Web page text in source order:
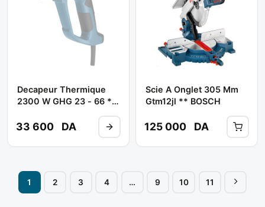
Decapeur Thermique
2300 W GHG 23 - 66 **
33 600 DA
Scie A Onglet 305 Mm
Gtm12jl ** BOSCH
125 000 DA
1 2 3 4 … 9 10 11